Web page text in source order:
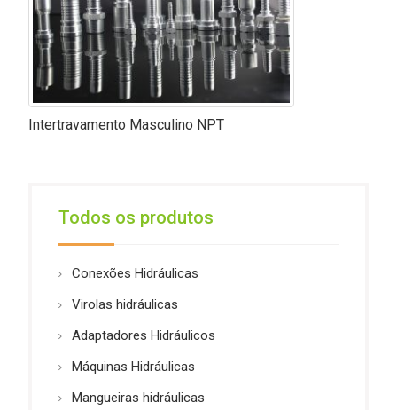
Intertravamento Masculino NPT
Todos os produtos
Conexões Hidráulicas
Virolas hidráulicas
Adaptadores Hidráulicos
Máquinas Hidráulicas
Mangueiras hidráulicas